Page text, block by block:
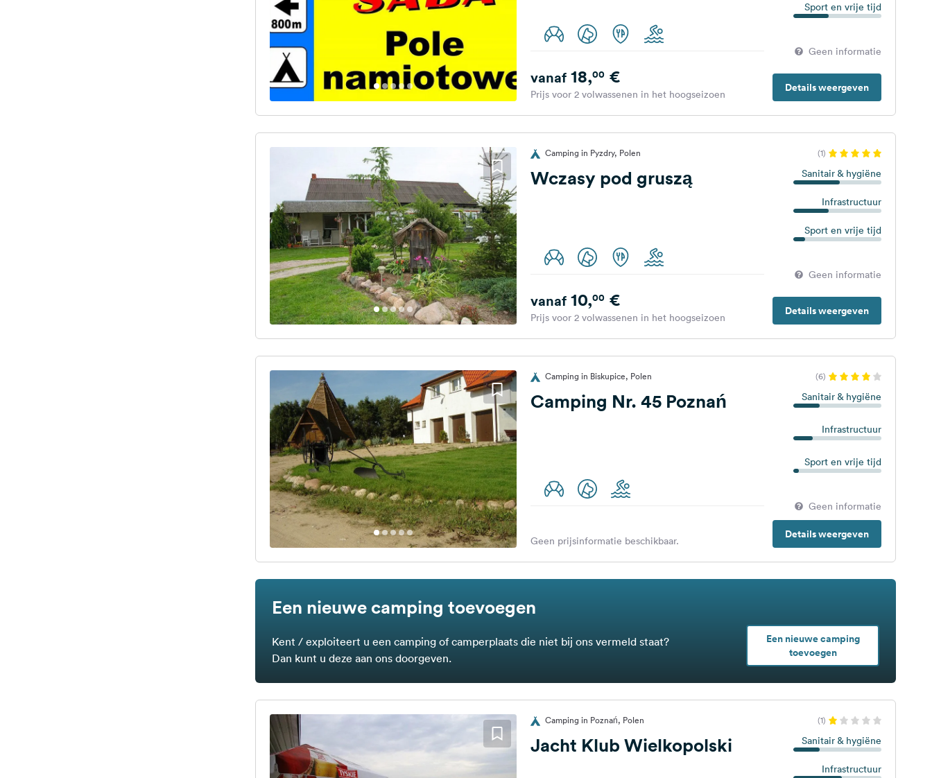
Sport en vrije tijd
Geen informatie
Details weergeven
vanaf18,00€
Prijs voor 2 volwassenen in het hoogseizoen
Camping in Pyzdry, Polen (1)
Wczasy pod gruszą Sanitair & hygiëne
Infrastructuur
Sport en vrije tijd
Geen informatie
Details weergeven
vanaf10,00€
Prijs voor 2 volwassenen in het hoogseizoen
Camping in Biskupice, Polen (6)
Camping Nr. 45 Poznań Sanitair & hygiëne
Infrastructuur
Sport en vrije tijd
Geen informatie
Details weergeven
Geen prijsinformatie beschikbaar.
Een nieuwe camping toevoegen
Kent / exploiteert u een camping of camperplaats die niet bij ons vermeld staat?
Dan kunt u deze aan ons doorgeven.
Een nieuwe camping
toevoegen
Camping in Poznań, Polen (1)
Jacht Klub Wielkopolski Sanitair & hygiëne
Infrastructuur